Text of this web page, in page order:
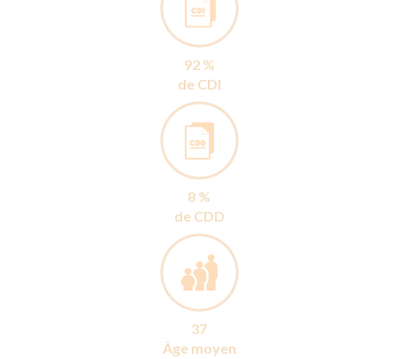
92 %
de CDI
8 %
de CDD
37
Âge moyen